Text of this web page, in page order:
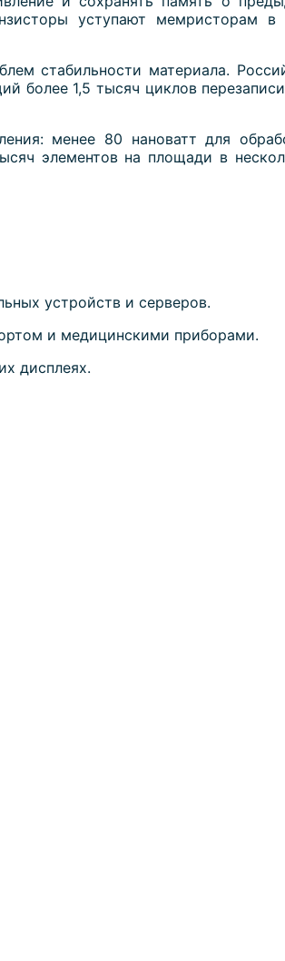
уступают мемристорам в
стабильности материала.
1,5 тысяч циклов
менее 80 нановатт для
элементов на площади в
устройств и серверов.
и медицинскими приборами.
дисплеях.